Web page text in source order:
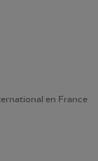
en France